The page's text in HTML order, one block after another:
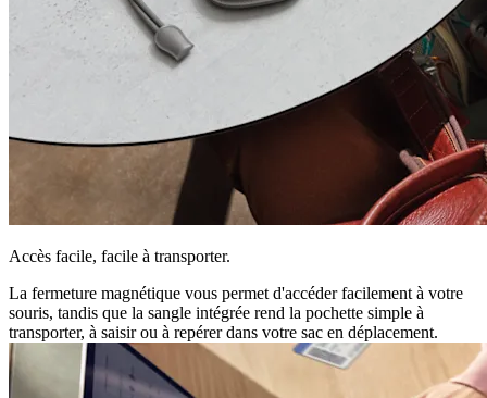
Accès facile, facile à transporter.
La fermeture magnétique vous permet d'accéder facilement à votre
souris, tandis que la sangle intégrée rend la pochette simple à
transporter, à saisir ou à repérer dans votre sac en déplacement.